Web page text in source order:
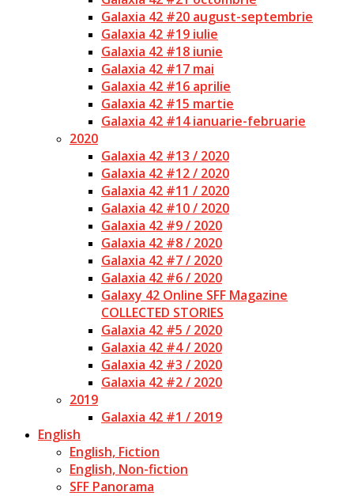
Galaxia 42 #20 august-septembrie
Galaxia 42 #19 iulie
Galaxia 42 #18 iunie
Galaxia 42 #17 mai
Galaxia 42 #16 aprilie
Galaxia 42 #15 martie
Galaxia 42 #14 ianuarie-februarie
2020
Galaxia 42 #13 / 2020
Galaxia 42 #12 / 2020
Galaxia 42 #11 / 2020
Galaxia 42 #10 / 2020
Galaxia 42 #9 / 2020
Galaxia 42 #8 / 2020
Galaxia 42 #7 / 2020
Galaxia 42 #6 / 2020
Galaxy 42 Online SFF Magazine
COLLECTED STORIES
Galaxia 42 #5 / 2020
Galaxia 42 #4 / 2020
Galaxia 42 #3 / 2020
Galaxia 42 #2 / 2020
2019
Galaxia 42 #1 / 2019
English
English, Fiction
English, Non-fiction
SFF Panorama